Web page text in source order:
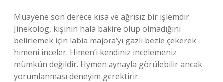
Muayene son derece kısa ve ağrısız bir işlemdir.
Jinekolog, kişinin hala bakire olup olmadığını
belirlemek için labia majora’yı gazlı bezle çekerek
himeni inceler. Himen’i kendiniz incelemeniz
mümkün değildir. Hymen aynayla görülebilir ancak
yorumlanması deneyim gerektirir.